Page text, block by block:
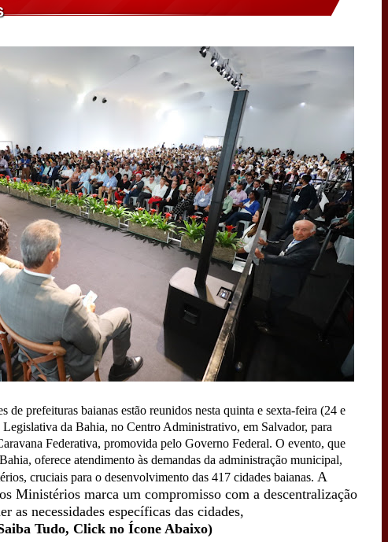
de prefeituras baianas estão reunidos nesta quinta e sexta-feira (24 e
Legislativa da Bahia, no Centro Administrativo, em Salvador, para
Federativa, promovida pelo Governo Federal. O evento, que
oferece atendimento às demandas da administração municipal,
cruciais para o desenvolvimento das 417 cidades baianas. A
Ministérios marca um compromisso com a descentralização
as necessidades específicas das cidades,
Tudo, Click no Ícone Abaixo)